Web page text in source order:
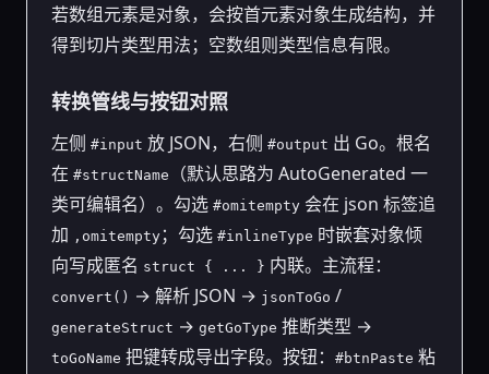
若数组元素是对象，会按首元素对象生成结构，并
得到切片类型用法；空数组则类型信息有限。
转换管线与按钮对照
左侧#input 放 JSON，右侧#output 出 Go。根名
在#structName
（默认思路为 AutoGenerated 一
类可编辑名）。勾选#omitempty 会在 json 标签追
加 ,omitempty ；勾选#inlineType 时嵌套对象倾
向写成匿名 struct { ... } 内联。主流程：
convert() → 解析 JSON → jsonToGo /
generateStruct →getGoType 推断类型 →
toGoName 把键转成导出字段。按钮：#btnPaste 粘